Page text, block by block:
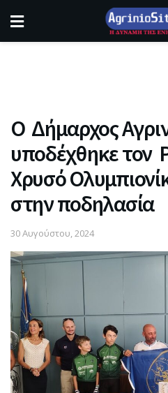
Ο Δήμαρχος
υποδέχθηκε τον
Χρυσό
στην ποδηλασία
30 Αυγούστου, 2024